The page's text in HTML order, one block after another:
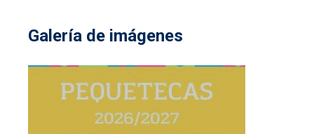
Galería de imágenes